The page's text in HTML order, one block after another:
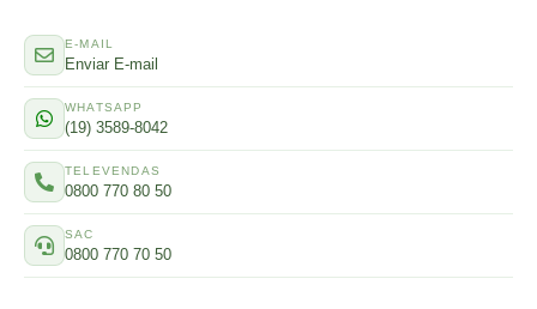
E-MAIL
Enviar E-mail
WHATSAPP
(19) 3589-8042
TELEVENDAS
0800 770 80 50
SAC
0800 770 70 50